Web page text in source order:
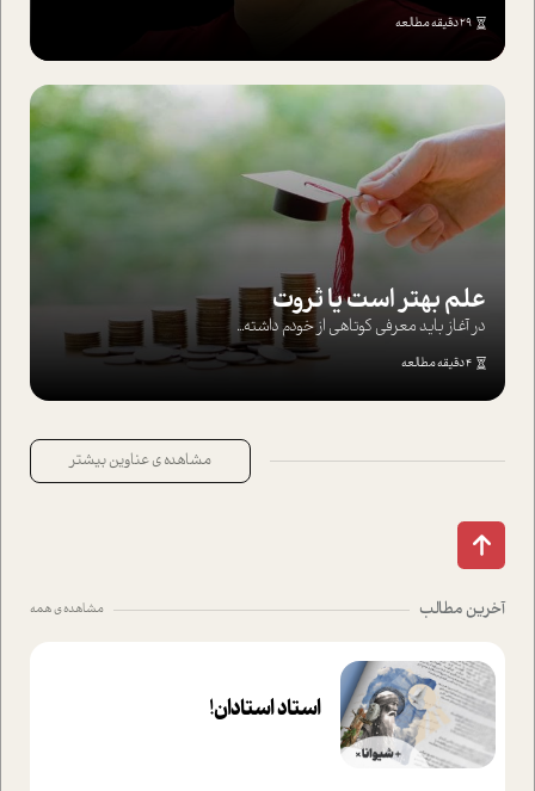
29 دقیقه مطالعه
علم بهتر است یا ثروت
در آغاز باید معرفی کوتاهی از خودم داشته...
4 دقیقه مطالعه
مشاهده ی عناوین بیشتر
آخرین مطالب مشاهده ی همه
استاد استادان!